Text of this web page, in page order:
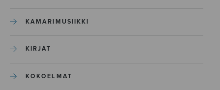
KAMARIMUSIIKKI
KIRJAT
KOKOELMAT